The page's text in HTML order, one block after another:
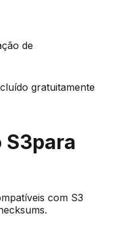
de
gratuitamente
S3para
com S3